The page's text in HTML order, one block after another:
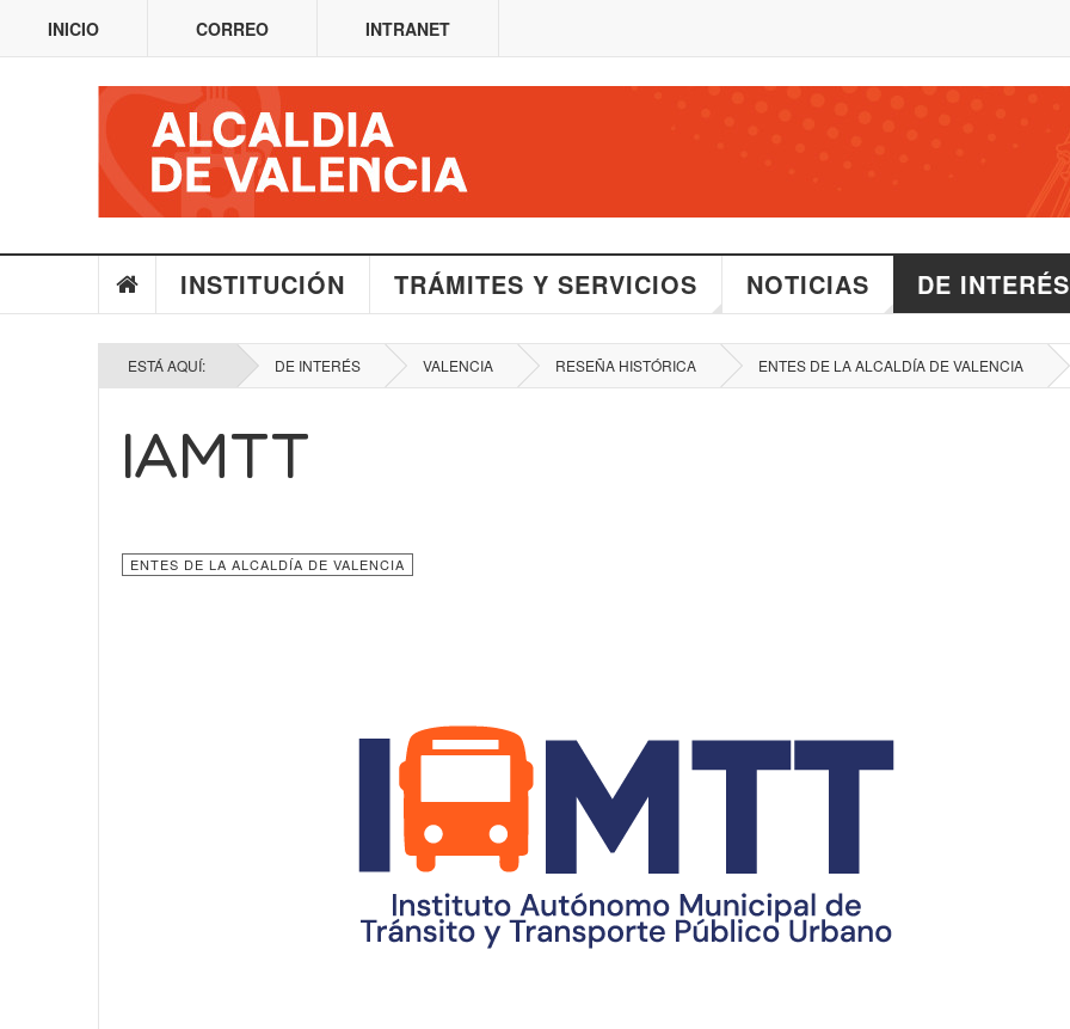
INICIO CORREO INTRANET
INSTITUCIÓN TRÁMITES Y SERVICIOS NOTICIAS DE INTERÉS
ESTÁ AQUÍ: DE INTERÉS VALENCIA RESEÑA HISTÓRICA ENTES DE LA ALCALDÍA DE VALENCIA
IAMTT
ENTES DE LA ALCALDÍA DE VALENCIA